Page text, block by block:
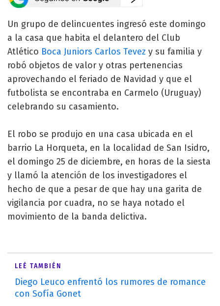
Un grupo de delincuentes ingresó este domingo
a la casa que habita el delantero del Club
Atlético Boca Juniors Carlos Tevez y su familia y
robó objetos de valor y otras pertenencias
aprovechando el feriado de Navidad y que el
futbolista se encontraba en Carmelo (Uruguay)
celebrando su casamiento.
El robo se produjo en una casa ubicada en el
barrio La Horqueta, en la localidad de San Isidro,
el domingo 25 de diciembre, en horas de la siesta
y llamó la atención de los investigadores el
hecho de que a pesar de que hay una garita de
vigilancia por cuadra, no se haya notado el
movimiento de la banda delictiva.
LEÉ TAMBIÉN
Diego Leuco enfrentó los rumores de romance
con Sofía Gonet